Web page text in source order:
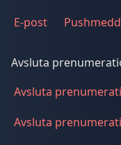
E-post
Avsluta
Avsluta
Avsluta